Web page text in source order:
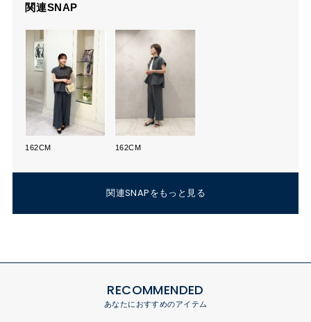
関連SNAP
162CM 162CM
関連SNAPをもっと見る
RECOMMENDED
あなたにおすすめのアイテム